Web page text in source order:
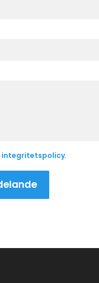
integritetspolicy.